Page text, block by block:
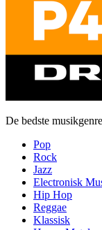
De bedste
Pop
Rock
Jazz
Electronisk
Hip Hop
Reggae
Klassisk